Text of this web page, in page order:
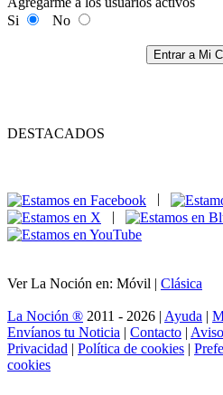
Si
No
Entrar a Mi
DESTACADOS
|
|
Ver La Noción en: Móvil | Clásica
La Noción ® 2011 - 2026 | Ayuda |
Envíanos tu Noticia | Contacto |
Privacidad | Política de cookies |
cookies